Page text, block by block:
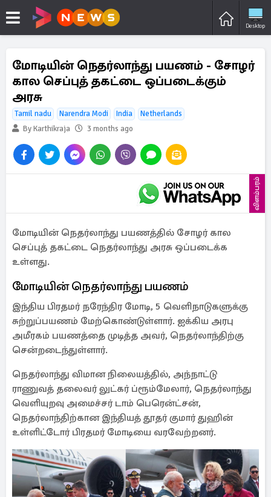
Desktop
மோடியின் நெதர்லாந்து பயணம் - சோழர்
கால செப்புத் தகட்டை ஒப்படைக்கும்
அரசு
Tamil nadu Narendra Modi India
Netherlands
By Karthikraja
3 months ago
விளம்பரம்
மோடியின் நெதர்லாந்து பயணத்தில் சோழர் கால
செப்புத் தகட்டை நெதர்லாந்து அரசு ஒப்படைக்க
உள்ளது.
மோடியின் நெதர்லாந்து பயணம்
இந்திய பிரதமர் நரேந்திர மோடி, 5 வெளிநாடுகளுக்கு
சுற்றுப்பயணம் மேற்கொண்டுள்ளார். ஐக்கிய அரபு
அமீரகம் பயணத்தை முடித்த அவர், நெதர்லாந்திற்கு
சென்றடைந்துள்ளார்.
நெதர்லாந்து விமான நிலையத்தில், அந்நாட்டு
ராணுவத் தலைவர் லுட்கர் ப்ரூம்மேலார், நெதர்லாந்து
வெளியுறவு அமைச்சர் டாம் பெரென்ட்சன்,
நெதர்லாந்திற்கான இந்தியத் தூதர் குமார் துஹின்
உள்ளிட்டோர் பிரதமர் மோடியை வரவேற்றனர்.